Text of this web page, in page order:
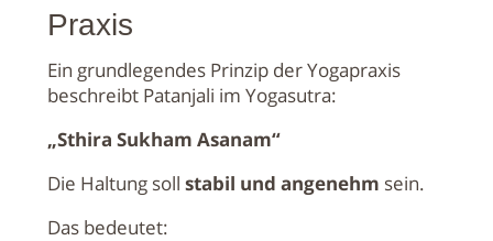
Praxis
Ein grundlegendes Prinzip der Yogapraxis
beschreibt Patanjali im Yogasutra:
„Sthira Sukham Asanam“
Die Haltung soll stabil und angenehm sein.
Das bedeutet: